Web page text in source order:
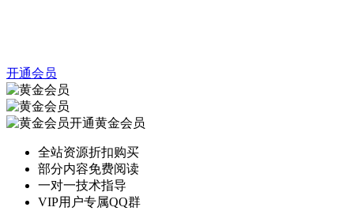
开通会员
开通黄金会员
全站资源折扣购买
部分内容免费阅读
一对一技术指导
VIP用户专属QQ群